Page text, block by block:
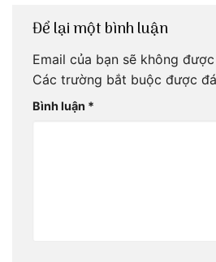
Để lại một bình luận
Email của bạn sẽ không
Các trường bắt buộc được
Bình luận *